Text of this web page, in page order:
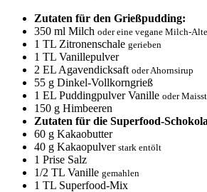
Zutaten für den Grießpudding:
350 ml Milch oder eine vegane Milch-
1 TL Zitronenschale gerieben
1 TL Vanillepulver
2 EL Agavendicksaft oder Ahornsirup
55 g Dinkel-Vollkorngrieß
1 EL Puddingpulver Vanille oder
150 g Himbeeren
Zutaten für die Superfood-
60 g Kakaobutter
40 g Kakaopulver stark entölt
1 Prise Salz
1/2 TL Vanille gemahlen
1 TL Superfood-Mix